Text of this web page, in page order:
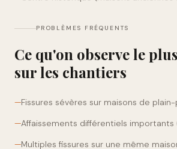
PROBLÈMES FRÉQUENTS
Ce qu'on observe le
sur les chantiers
—Fissures sévères sur maisons de
—Affaissements différentiels importants
—Multiples fissures sur une même